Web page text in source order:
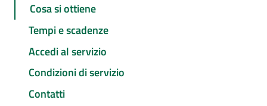
Cosa si ottiene
Tempi e scadenze
Accedi al servizio
Condizioni di servizio
Contatti